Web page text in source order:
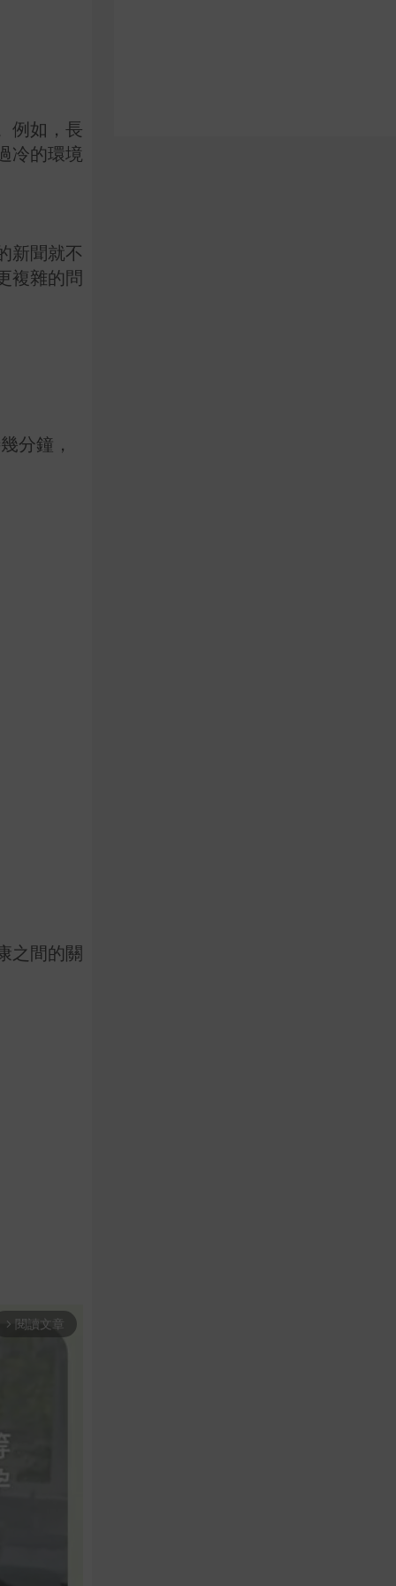
例如，長
冷的環境
新聞就不
複雜的問
分鐘，
之間的關
arrow_forward_ios 閱讀文章